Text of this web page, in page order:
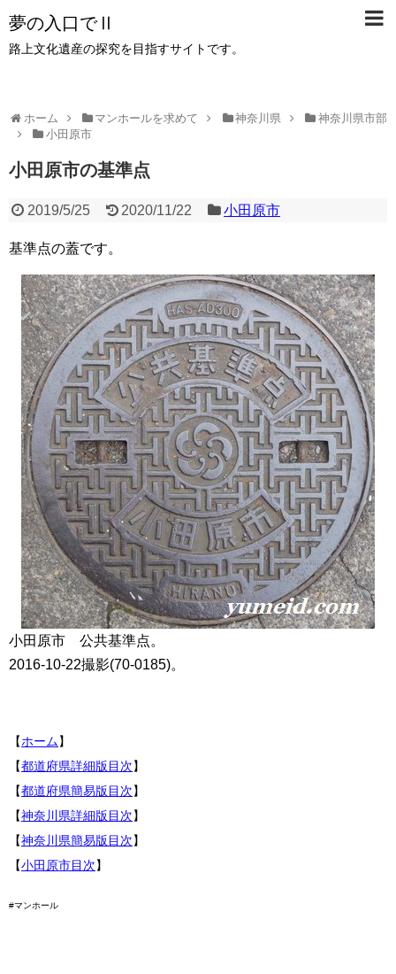
夢の入口でⅡ
路上文化遺産の探究を目指すサイトです。
ホーム マンホールを求めて 神奈川県
神奈川県市部
小田原市
小田原市の基準点
2019/5/25 2020/11/22 小田原市
基準点の蓋です。
小田原市 公共基準点。
2016-10-22撮影(70-0185)。
【ホーム】
【都道府県詳細版目次】
【都道府県簡易版目次】
【神奈川県詳細版目次】
【神奈川県簡易版目次】
【小田原市目次】
#マンホール